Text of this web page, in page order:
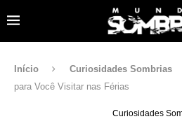
Início Curiosidades Sombrias
para Você Visitar nas Férias
Curiosidades